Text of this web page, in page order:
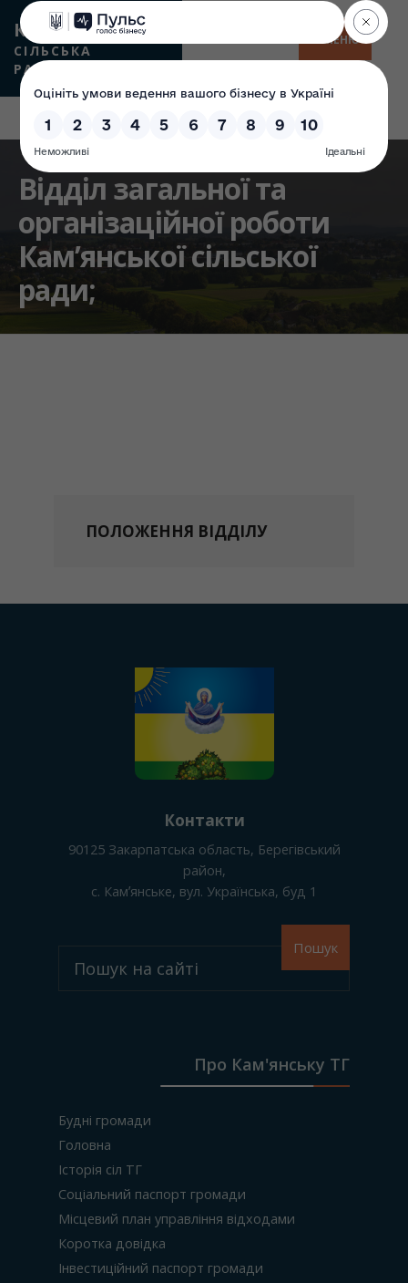
КАМʼЯНСЬКА
СІЛЬСЬКА
РАДА
МЕНЮ
Відділ загальної та
організаційної роботи
Кам’янської сільської
ради;
ПОЛОЖЕННЯ ВІДДІЛУ
Контакти
90125 Закарпатська область, Берегівський
район,
с. Камʼянське, вул. Українська, буд 1
Пошук
Про Кам'янську ТГ
Будні громади
Головна
Історія сіл ТГ
Соціальний паспорт громади
Місцевий план управління відходами
Коротка довідка
Інвестиційний паспорт громади